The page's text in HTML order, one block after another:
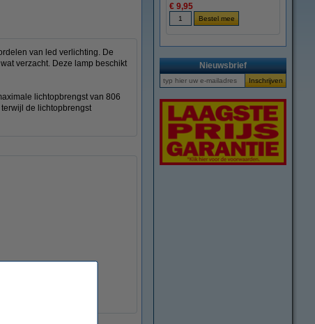
van led verlichting. De
verzacht. Deze lamp beschikt
lichtopbrengst van 806
de lichtopbrengst
€ 9,95
Nieuwsbrief